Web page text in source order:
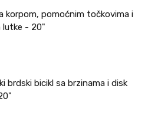
korpom, pomoćnim točkovima i
lutke - 20"
brdski bicikl sa brzinama i disk